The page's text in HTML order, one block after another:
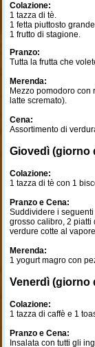
Colazione:
1 tazza di tè.
1 fetta piuttosto
1 frutto di stagione.
Pranzo:
Tutta la frutta che
Merenda:
Mezzo pomodoro con
latte scremato).
Cena:
Assortimento di
Giovedì (giorno
Colazione:
1 tazza di tè con 1
Pranzo e Cena:
Suddividere i
grosso calibro, 2 piatti
verdure cotte al
Merenda:
1 yogurt magro con
Venerdì (giorno
Colazione:
1 tazza di caffè e 1
Pranzo e Cena:
Insalata con tutti gli